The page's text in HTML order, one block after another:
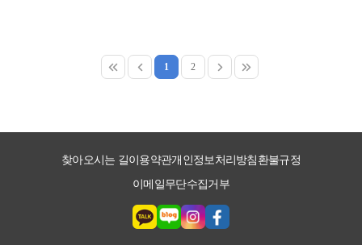
시대에 발맞춘 글로벌
인재로서 역량을 갖추기
비즈니스 매너의 핵심요소를
과정입니다.
1 2
찾아오시는 길이용약관개인정보처리방침 환불규정
이메일무단수집거부